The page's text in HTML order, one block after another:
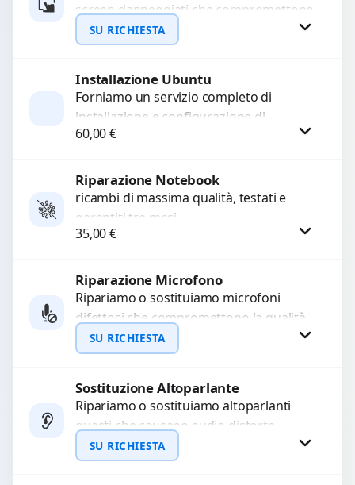
screen danneggiati che compromettono
l’uso del dispositivo. Utilizziamo ricambi
di alta qualità garantiti per 3...
SU RICHIESTA
Richiedi Preventivo
WhatsApp
Installazione Ubuntu
Forniamo un servizio completo di
installazione e configurazione di
Ubuntu, garantendo un sistema
Personalizziamo l’installazione...
60,00€
Procedi
Riparazione Notebook
ricambi di massima qualità, testati e
garantiti tre mesi
35,00€
Procedi
Riparazione Microfono
Ripariamo o sostituiamo microfoni
difettosi che compromettono la qualità
audio delle registrazioni o delle
chiamate. Diagnosi accurata e ricambi
SU RICHIESTA
Richiedi Preventivo
WhatsApp
Sostituzione Altoparlante
Ripariamo o sostituiamo altoparlanti
guasti che causano audio distorto,
basso o assente. Utilizziamo ricambi di
alta qualità garantiti per 3...
SU RICHIESTA